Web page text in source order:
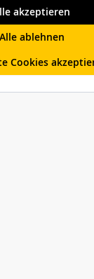
akzeptieren
Alle ablehnen
Cookies